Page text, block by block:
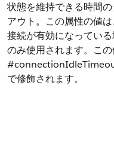
状態を維持できる時間
アウト。この属性の値
接続が有効になってい
のみ使用されます。こ
で修飾されます。